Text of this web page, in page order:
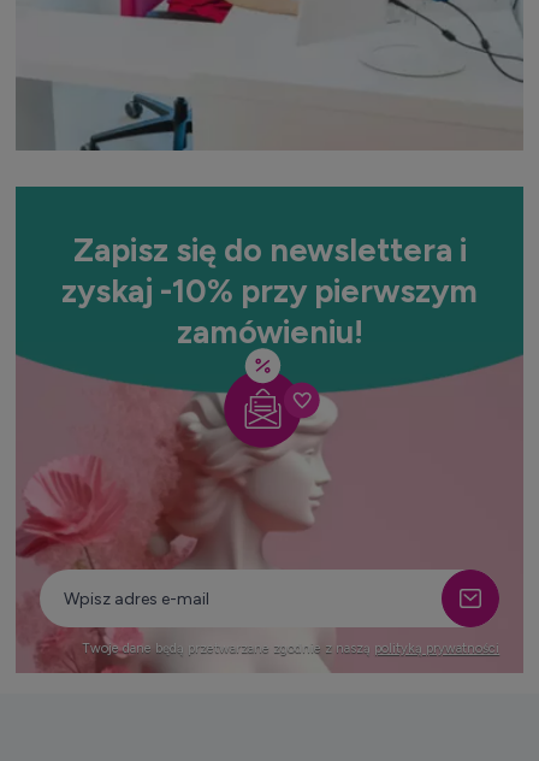
Zapisz się do newslettera i
zyskaj -10% przy pierwszym
zamówieniu!
Twoje dane będą przetwarzane zgodnie z naszą polityką prywatności